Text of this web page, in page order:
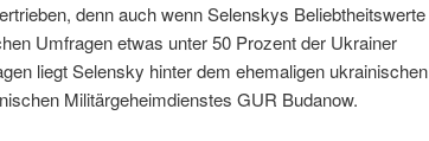
denn auch wenn Selenskys Beliebtheitswerte
Umfragen etwas unter 50 Prozent der Ukrainer
liegt Selensky hinter dem ehemaligen ukrainischen
Militärgeheimdienstes GUR Budanow.